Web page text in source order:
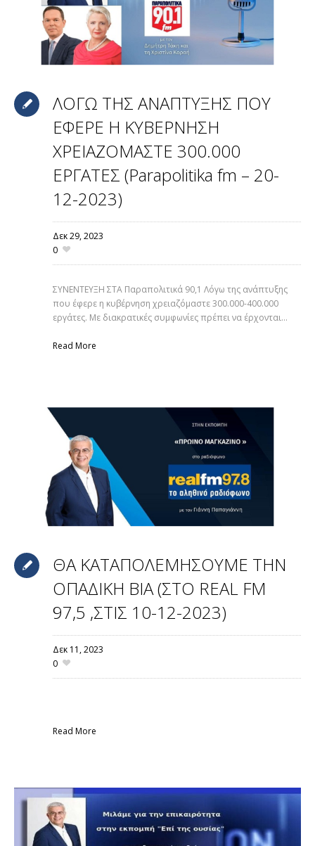
ΛΟΓΩ ΤΗΣ ΑΝΑΠΤΥΞΗΣ ΠΟΥ
ΕΦΕΡΕ Η ΚΥΒΕΡΝΗΣΗ
ΧΡΕΙΑΖΟΜΑΣΤΕ 300.000
ΕΡΓΑΤΕΣ (Parapolitika fm – 20-
12-2023)
Δεκ 29,2023
0
ΣΥΝΕΝΤΕΥΞΗ ΣΤΑ Παραπολιτικά 90,1 Λόγω της ανάπτυξης
που έφερε η κυβέρνηση χρειαζόμαστε 300.000-400.000
εργάτες. Με διακρατικές συμφωνίες πρέπει να έρχονται...
Read More
ΘΑ ΚΑΤΑΠΟΛΕΜΗΣΟΥΜΕ ΤΗΝ
ΟΠΑΔΙΚΗ ΒΙΑ (ΣΤΟ REAL FM
97,5 ,ΣΤΙΣ 10-12-2023)
Δεκ 11,2023
0
Read More